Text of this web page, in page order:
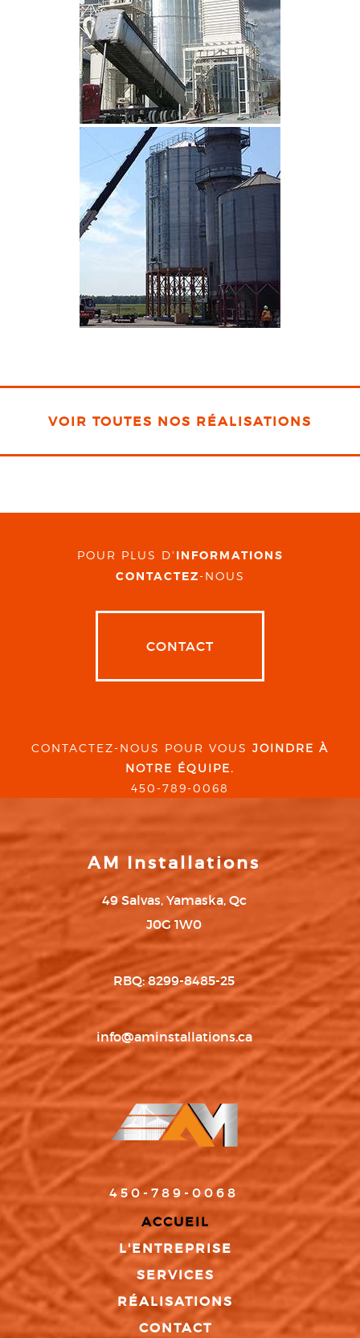
CLIQUEZ POUR AGRANDIR
VOIR TOUTES NOS RÉALISATIONS
POUR PLUS D' INFORMATIONS
CONTACTEZ-NOUS
CONTACT
CONTACTEZ-NOUS POUR VOUS JOINDRE À
NOTRE ÉQUIPE.
450-789-0068
AM Installations
49 Salvas, Yamaska, Qc
J0G 1W0
RBQ: 8299-8485-25
info@aminstallations.ca
450-789-0068
ACCUEIL
L'ENTREPRISE
SERVICES
RÉALISATIONS
CONTACT